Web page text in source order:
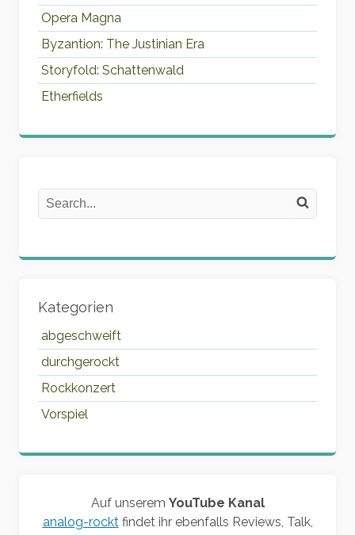
Opera Magna
Byzantion: The Justinian Era
Storyfold: Schattenwald
Etherfields
Search on the website
Search
Kategorien
abgeschweift
durchgerockt
Rockkonzert
Vorspiel
Auf unserem YouTube Kanal
analog-rocktfindet ihr ebenfalls Reviews, Talk,